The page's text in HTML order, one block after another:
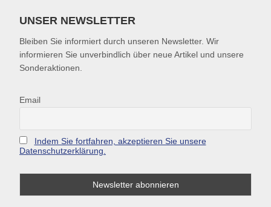
UNSER NEWSLETTER
Bleiben Sie informiert durch unseren Newsletter. Wir
informieren Sie unverbindlich über neue Artikel und unsere
Sonderaktionen.
Email
Indem Sie fortfahren, akzeptieren Sie unsere
Datenschutzerklärung.